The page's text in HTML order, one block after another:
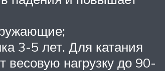
3-5 лет. Для катания
нагрузку до 90-